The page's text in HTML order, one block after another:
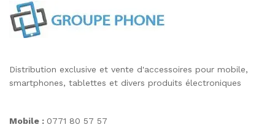
Distribution exclusive et vente d'accessoires pour mobile,
smartphones, tablettes et divers produits électroniques
Mobile : 0771 80 57 57